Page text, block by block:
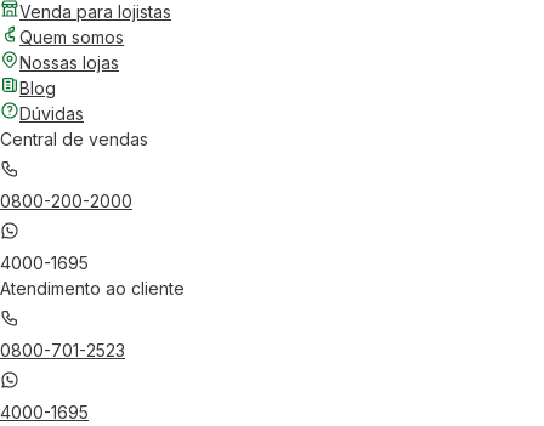
Venda para lojistas
Quem somos
Nossas lojas
Blog
Dúvidas
Central de vendas
0800-200-2000
4000-1695
Atendimento ao cliente
0800-701-2523
4000-1695